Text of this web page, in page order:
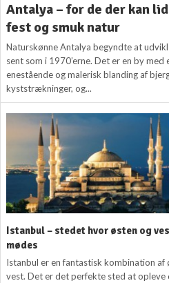
Antalya – for de der kan
fest og smuk natur
Naturskønne Antalya begyndte at
sent som i 1970’erne. Det er en by med
enestående og malerisk blanding af
kyststrækninger, og...
Istanbul – stedet hvor østen og
mødes
Istanbul er en fantastisk kombination af
vest. Det er det perfekte sted at opleve